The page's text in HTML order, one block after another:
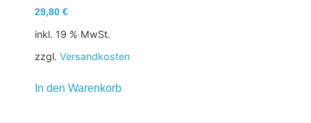
29,80 €
inkl. 19 % MwSt.
zzgl. Versandkosten
In den Warenkorb